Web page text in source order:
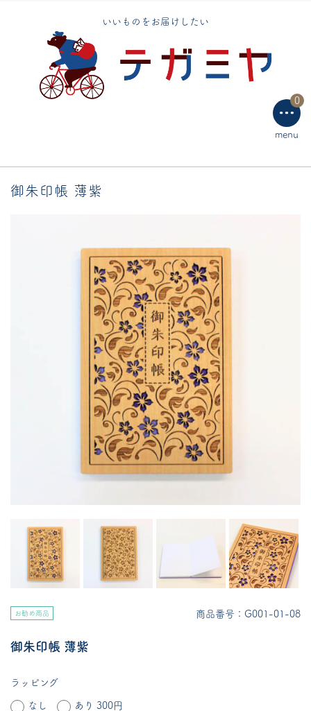
いいものをお届けしたい
0
トートバッグ
エコバッグ
ラッピング用品
menu
御朱印帳 薄紫
お勧め商品 商品番号：G001-01-08
御朱印帳 薄紫
ラッピング
なし あり 300円